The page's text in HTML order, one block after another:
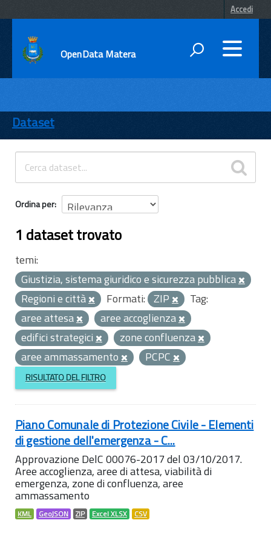
Accedi
OpenData Matera
ENTI
TEMI
INFORMAZIONI
Dataset
Ordina per
1 dataset trovato
temi:
Giustizia, sistema giuridico e sicurezza pubblica
Regioni e città
Formati: ZIP
Tag:
aree attesa
aree accoglienza
edifici strategici
zone confluenza
aree ammassamento
PCPC
RISULTATO DEL FILTRO
Piano Comunale di Protezione Civile - Elementi
di gestione dell'emergenza - C...
Approvazione DelC 00076-2017 del 03/10/2017.
Aree accoglienza, aree di attesa, viabilità di
emergenza, zone di confluenza, aree
ammassamento
KML GeoJSON ZIP Excel XLSX CSV